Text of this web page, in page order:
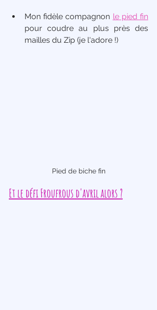
Mon fidèle compagnon le pied fin
pour coudre au plus près des
mailles du Zip (je l'adore !)
Pied de biche fin
Et le défi Froufrous d'avril alors ?